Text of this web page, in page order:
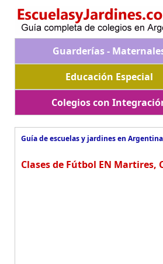
Guarderías -
Educación Especial
Colegios con
Guía de escuelas y jardines en Argentina
Clases de Fútbol EN Martires,